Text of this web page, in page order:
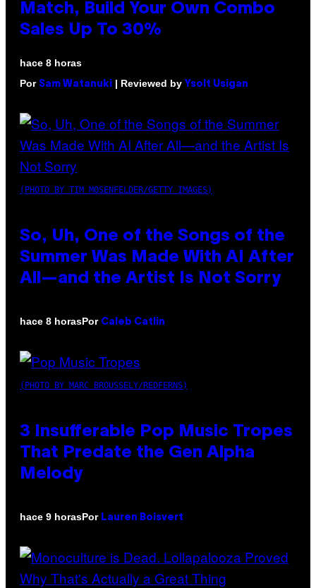
Match, Build Your Own Combo
Sales Up To 30%
hace 8 horas
Por Sam Watanuki | Reviewed by Ysolt Usigan
(PHOTO BY TIM MOSENFELDER/GETTY IMAGES)
So, Uh, One of the Songs of the
Summer Was Made With AI After
All—and the Artist Is Not Sorry
hace 8 horasPor Caleb Catlin
(PHOTO BY MARC BROUSSELY/REDFERNS)
3 Insufferable Pop Music Tropes
That Predate the Gen Alpha
Melody
hace 9 horasPor Lauren Boisvert